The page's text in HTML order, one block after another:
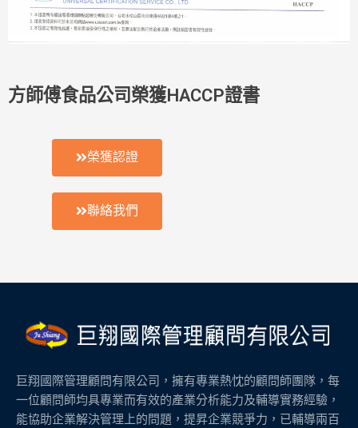
方師傅食品公司榮獲HACCP證書
榮獲認證
聯絡我們
巨翔國際管理顧問有限公司，擁有專業熱忱的顧問師團隊，每
一位顧問師均具專業而有效的產業分析能力及輔導實務經驗，
能協助企業解決管理上的問題，提昇企業競爭力，已輔導兩百